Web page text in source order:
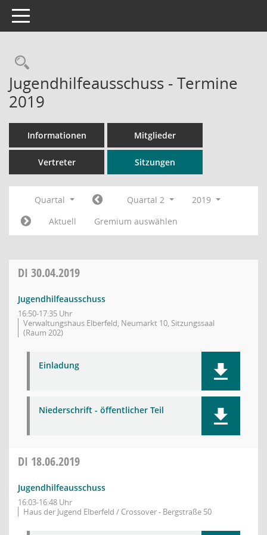
Toggle navigation
Rechercheauswahl
Jugendhilfeausschuss - Termine
2019
Informationen Mitglieder
Vertreter Sitzungen
Quartal Quartal 2
2019
Aktuell
Gremium auswählen
DI 30.04.2019
Jugendhilfeausschuss
16:50-17:35 Uhr
Verwaltungshaus Elberfeld, Neumarkt 10, Sitzungssaal
(Raum 202)
Einladung
Niederschrift - öffentlicher Teil
DI 18.06.2019
Jugendhilfeausschuss
16:03-16:48 Uhr
Haus der Jugend Elberfeld / Crossover - Bergstraße 50